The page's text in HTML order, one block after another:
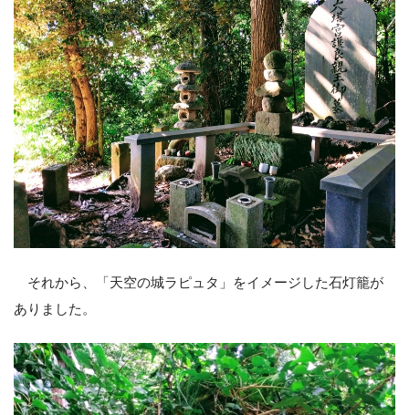
それから、「天空の城ラピュタ」をイメージした石灯籠が
ありました。